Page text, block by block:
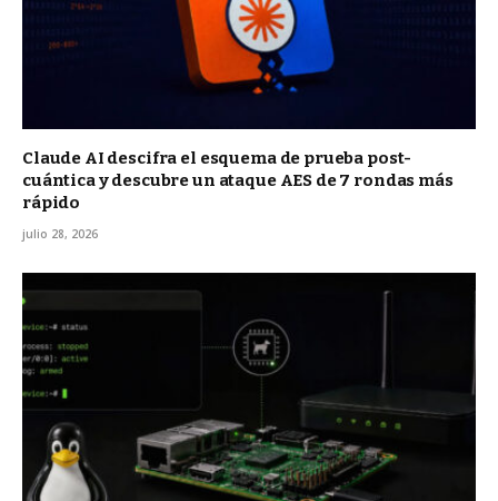
Claude AI descifra el esquema de prueba post-
cuántica y descubre un ataque AES de 7 rondas más
rápido
julio 28, 2026